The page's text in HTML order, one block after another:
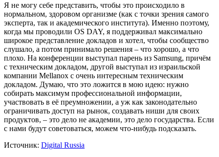
Я не могу себе представить, чтобы это происходило в
нормальном, здоровом организме (как с точки зрения самого
эксперта, так и академического института). Именно поэтому,
когда мы проводили OS DAY, я поддерживал максимально
широкое представление докладов и хотел, чтобы сообщество
слушало, а потом принимало решения – что хорошо, а что
плохо. На конференции выступал парень из Samsung, причём
с техническим докладом, другой выступал из израильской
компании Mellanox с очень интересным техническим
докладом. Думаю, что это ложится в мою идею: нужно
собирать максимум профессиональной информации,
участвовать в её преумножении, а уж как законодательно
ограничивать доступ на рынок, создавать ниши для своих
продуктов, – это дело не академии, это дело государства. Если
с нами будут советоваться, можем что-нибудь подсказать.
Источник: Digital Russia